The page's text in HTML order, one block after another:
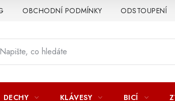
OBCHODNÍ PODMÍNKY ODSTOUPENÍ
DECHY KLÁVESY BICÍ